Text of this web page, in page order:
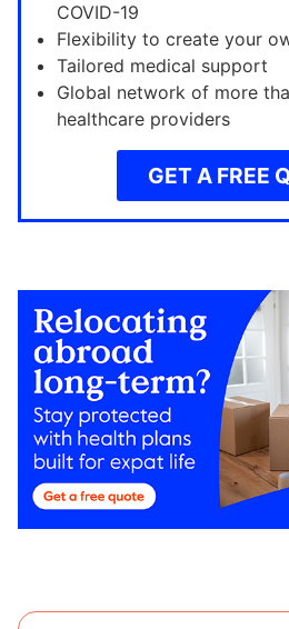
COVID-19
Flexibility to create your
Tailored medical support
Global network of more
healthcare providers
GET A FREE